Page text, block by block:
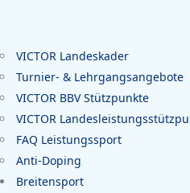
VICTOR Landeskader
Turnier- & Lehrgangsangebote
VICTOR BBV Stützpunkte
VICTOR
FAQ Leistungssport
Anti-Doping
Breitensport